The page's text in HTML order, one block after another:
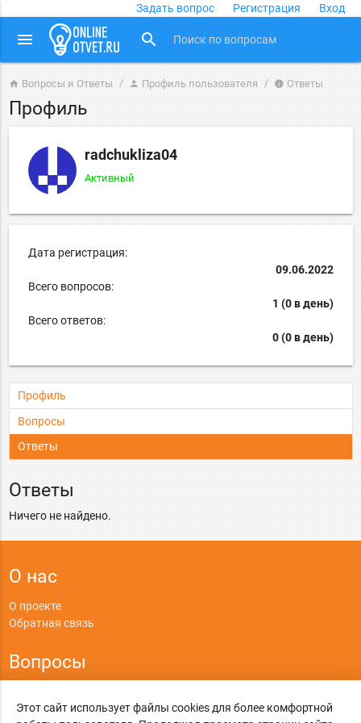
Задать вопрос Регистрация Вход
menu search
home Вопросы и Ответы person Профиль пользователя info Ответы
Профиль
radchukliza04
Активный
Дата регистрация:
09.06.2022
Всего вопросов:
1 (0 в день)
Всего ответов:
0 (0 в день)
Профиль
Вопросы
Ответы
Ответы
Ничего не найдено.
О нас
О проекте
Обратная связь
Вопросы
Политика конфиденциальности
Этот сайт использует файлы cookies для более комфортной